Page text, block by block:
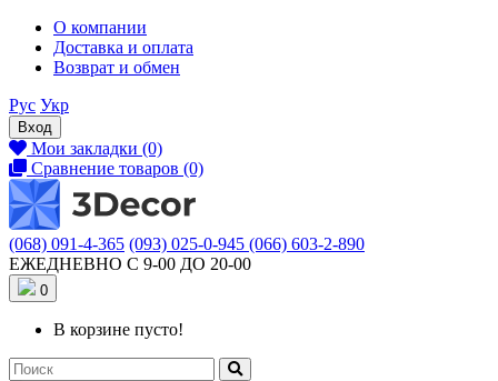
О компании
Доставка и оплата
Возврат и обмен
Рус Укр
Вход
Мои закладки (0)
Сравнение товаров (0)
(068) 091-4-365 (093) 025-0-945 (066) 603-2-890
ЕЖЕДНЕВНО С 9-00 ДО 20-00
0
В корзине пусто!